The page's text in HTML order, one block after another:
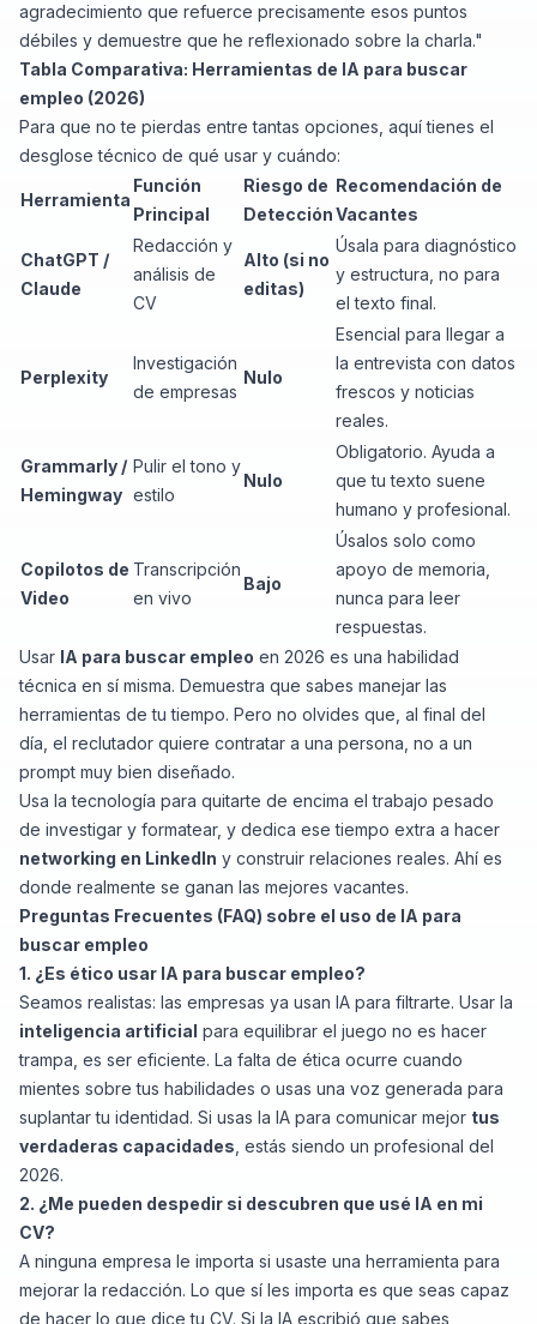
agradecimiento que refuerce precisamente esos puntos
débiles y demuestre que he reflexionado sobre la charla."
Tabla Comparativa: Herramientas de IA para buscar
empleo (2026)
Para que no te pierdas entre tantas opciones, aquí tienes el
desglose técnico de qué usar y cuándo:
Herramienta
Función
Principal
Riesgo de
Detección
Recomendación de
Vacantes
ChatGPT /
Claude
Redacción y
análisis de
CV
Alto (si no
editas)
Úsala para diagnóstico
y estructura, no para
el texto final.
Perplexity
Investigación
de empresas
Nulo
Esencial para llegar a
la entrevista con datos
frescos y noticias
reales.
Grammarly /
Hemingway
Pulir el tono y
estilo
Nulo
Obligatorio. Ayuda a
que tu texto suene
humano y profesional.
Copilotos de
Video
Transcripción
en vivo
Bajo
Úsalos solo como
apoyo de memoria,
nunca para leer
respuestas.
Usar IA para buscar empleo en 2026 es una habilidad
técnica en sí misma. Demuestra que sabes manejar las
herramientas de tu tiempo. Pero no olvides que, al final del
día, el reclutador quiere contratar a una persona, no a un
prompt muy bien diseñado.
Usa la tecnología para quitarte de encima el trabajo pesado
de investigar y formatear, y dedica ese tiempo extra a hacer
networking en LinkedIn y construir relaciones reales. Ahí es
donde realmente se ganan las mejores vacantes.
Preguntas Frecuentes (FAQ) sobre el uso de IA para
buscar empleo
1. ¿Es ético usar IA para buscar empleo?
Seamos realistas: las empresas ya usan IA para filtrarte. Usar la
inteligencia artificial para equilibrar el juego no es hacer
trampa, es ser eficiente. La falta de ética ocurre cuando
mientes sobre tus habilidades o usas una voz generada para
suplantar tu identidad. Si usas la IA para comunicar mejor tus
verdaderas capacidades , estás siendo un profesional del
2026.
2. ¿Me pueden despedir si descubren que usé IA en mi
CV?
A ninguna empresa le importa si usaste una herramienta para
mejorar la redacción. Lo que sí les importa es que seas capaz
de hacer lo que dice tu CV. Si la IA escribió que sabes